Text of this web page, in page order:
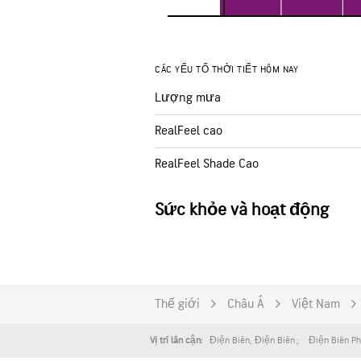
CÁC YẾU TỐ THỜI TIẾT HÔM NAY
Lượng mưa
RealFeel cao
RealFeel Shade Cao
Sức khỏe và hoạt động
Thế giới Châu Á Việt Nam
Vị trí lân cận: Điện Biên, Điện Biên Điện Biên